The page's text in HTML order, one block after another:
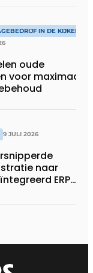
IN DE KIJKER
oude
voor maximaal
9 JULI 2026
naar
ERP-